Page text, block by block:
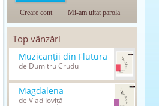
Creare cont Mi-am uitat parola
Top vânzări
Muzicanții din Flutura
de Dumitru Crudu
Magdalena
de Vlad Ioviță